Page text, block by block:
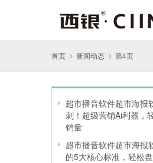
首页 新闻动态 第4页
超市播音软件超市海报
刺！超级营销Ai利器，
销量
超市播音软件超市海报
的5大核心标准，轻松